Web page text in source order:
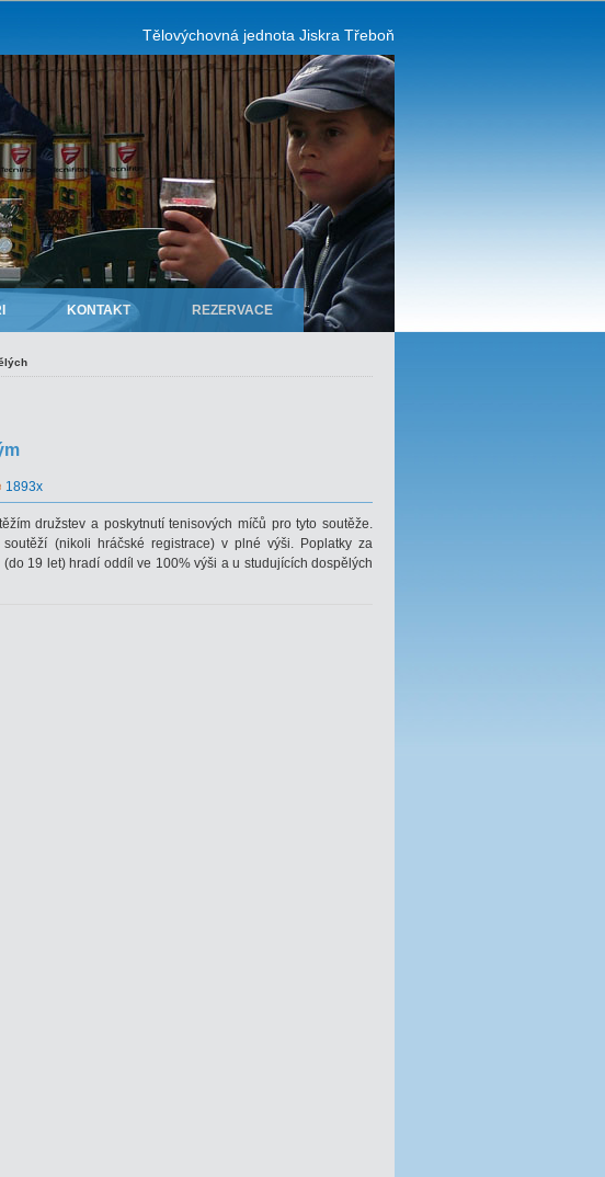
Tělovýchovná jednota Jiskra Třeboň
KONTAKT REZERVACE
1893x
družstev a poskytnutí tenisových míčů pro tyto soutěže.
(nikoli hráčské registrace) v plné výši. Poplatky za
19 let) hradí oddíl ve 100% výši a u studujících dospělých